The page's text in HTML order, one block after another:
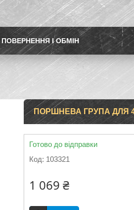
ПОВЕРНЕННЯ І ОБМІН
ПОРШНЕВА ГРУПА ДЛЯ
Готово до відправки
Код: 103321
1 069 ₴